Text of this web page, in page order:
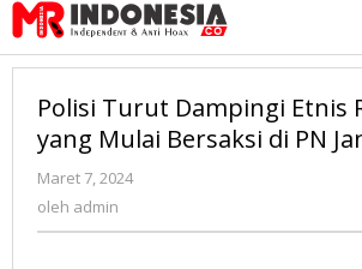
Lewati
ke
konten
Polisi Turut Dampingi Etnis
yang Mulai Bersaksi di PN
Maret 7, 2024
oleh admin